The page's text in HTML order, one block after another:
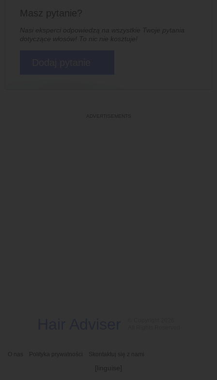
Masz pytanie?
Nasi eksperci odpowiedzą na wszystkie Twoje pytania
dotyczące włosów! To nic nie kosztuje!
O nas Polityka prywatności Skontaktuj się z nami
[linguise]